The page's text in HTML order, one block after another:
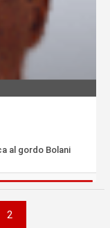
al gordo Bolani
2